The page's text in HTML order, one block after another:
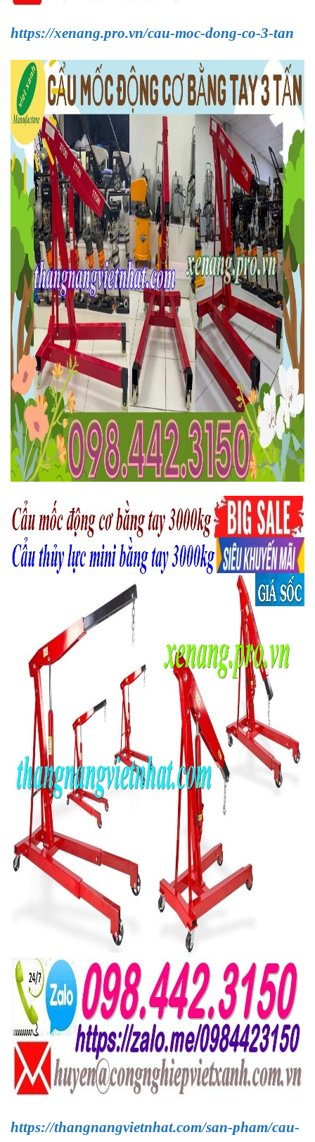
https://xenang.pro.vn/cau-moc-dong-co-3-tan
https://thangnangvietnhat.com/san-pham/cau-